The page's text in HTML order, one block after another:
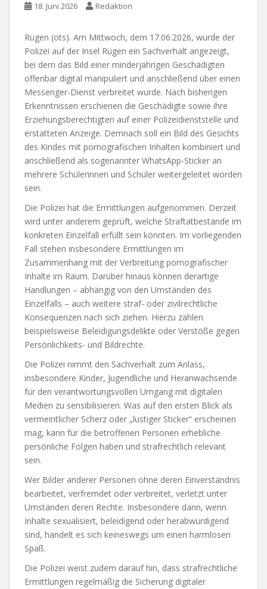
18. Juni 2026 Redaktion
Rügen (ots). Am Mittwoch, dem 17.06.2026, wurde der
Polizei auf der Insel Rügen ein Sachverhalt angezeigt,
bei dem das Bild einer minderjährigen Geschädigten
offenbar digital manipuliert und anschließend über einen
Messenger-Dienst verbreitet wurde. Nach bisherigen
Erkenntnissen erschienen die Geschädigte sowie ihre
Erziehungsberechtigten auf einer Polizeidienststelle und
erstatteten Anzeige. Demnach soll ein Bild des Gesichts
des Kindes mit pornografischen Inhalten kombiniert und
anschließend als sogenannter WhatsApp-Sticker an
mehrere Schülerinnen und Schüler weitergeleitet worden
sein.
Die Polizei hat die Ermittlungen aufgenommen. Derzeit
wird unter anderem geprüft, welche Straftatbestände im
konkreten Einzelfall erfüllt sein könnten. Im vorliegenden
Fall stehen insbesondere Ermittlungen im
Zusammenhang mit der Verbreitung pornografischer
Inhalte im Raum. Darüber hinaus können derartige
Handlungen – abhängig von den Umständen des
Einzelfalls – auch weitere straf- oder zivilrechtliche
Konsequenzen nach sich ziehen. Hierzu zählen
beispielsweise Beleidigungsdelikte oder Verstöße gegen
Persönlichkeits- und Bildrechte.
Die Polizei nimmt den Sachverhalt zum Anlass,
insbesondere Kinder, Jugendliche und Heranwachsende
für den verantwortungsvollen Umgang mit digitalen
Medien zu sensibilisieren. Was auf den ersten Blick als
vermeintlicher Scherz oder „lustiger Sticker“ erscheinen
mag, kann für die betroffenen Personen erhebliche
persönliche Folgen haben und strafrechtlich relevant
sein.
Wer Bilder anderer Personen ohne deren Einverständnis
bearbeitet, verfremdet oder verbreitet, verletzt unter
Umständen deren Rechte. Insbesondere dann, wenn
Inhalte sexualisiert, beleidigend oder herabwürdigend
sind, handelt es sich keineswegs um einen harmlosen
Spaß.
Die Polizei weist zudem darauf hin, dass strafrechtliche
Ermittlungen regelmäßig die Sicherung digitaler